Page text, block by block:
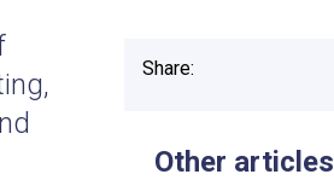
Share:
Other articles